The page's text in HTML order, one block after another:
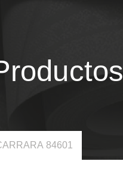
84601